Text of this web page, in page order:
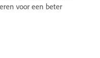
voor een beter